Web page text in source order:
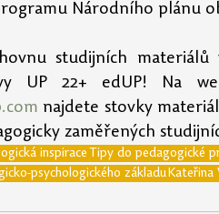
Národního plánu
studijních
najdete stovky
zaměřených
inspirace Tipy do pedagogické
psychologického základuKateřina